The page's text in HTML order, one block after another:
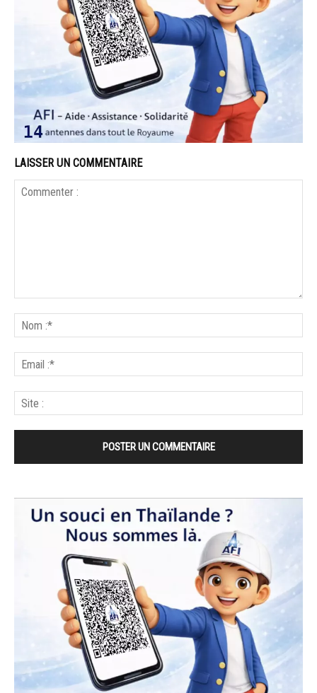
LAISSER UN COMMENTAIRE